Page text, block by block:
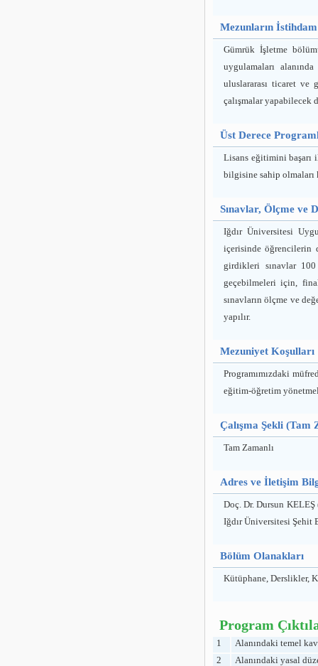
Mezunların
Gümrük İşletme
uygulamaları
uluslararası ticaret ve
çalışmalar yapabilecek
Üst Derece
Lisans eğitimini başarı
bilgisine sahip
Sınavlar, Ölçme ve
Iğdır Üniversitesi
içerisinde öğrencilerin
girdikleri sınavlar
geçebilmeleri için,
sınavların ölçme ve
yapılır.
Mezuniyet Koşulları
Programımızdaki
eğitim-öğretim
Çalışma Şekli (Tam
Tam Zamanlı
Adres ve İletişim
Doç. Dr. Dursun
Iğdır Üniversitesi Şehit
Bölüm Olanakları
Kütüphane, Derslikler,
Program
1
Alanındaki temel
2
Alanındaki yasal